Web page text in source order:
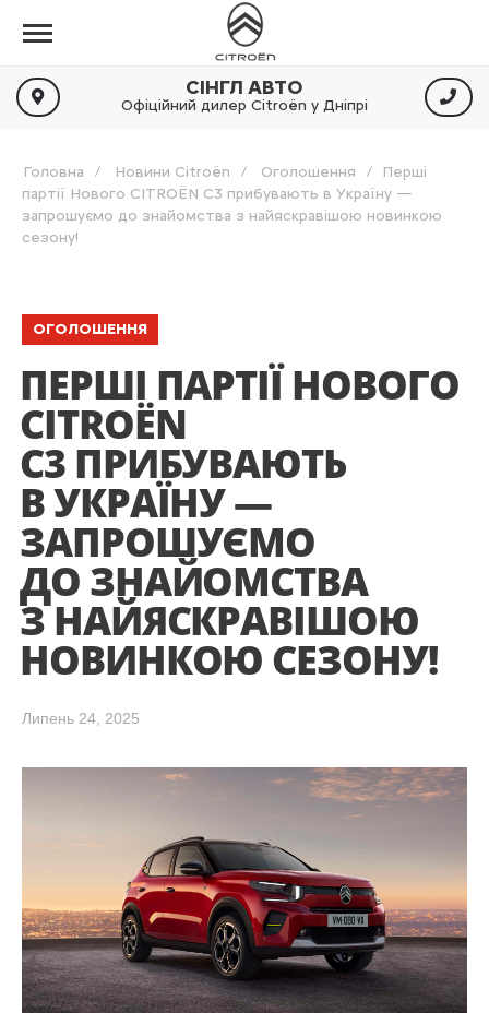
СІНГЛ АВТО
Офіційний дилер Citroën у Дніпрі
Головна Новини Citroën Оголошення
Перші
партії Нового CITROЁN C3 прибувають в Україну —
запрошуємо до знайомства з найяскравішою новинкою
сезону!
ОГОЛОШЕННЯ
ПЕРШІ ПАРТІЇ НОВОГО
CITROЁN
C3 ПРИБУВАЮТЬ
В УКРАЇНУ —
ЗАПРОШУЄМО
ДО ЗНАЙОМСТВА
З НАЙЯСКРАВІШОЮ
НОВИНКОЮ СЕЗОНУ!
Липень 24, 2025